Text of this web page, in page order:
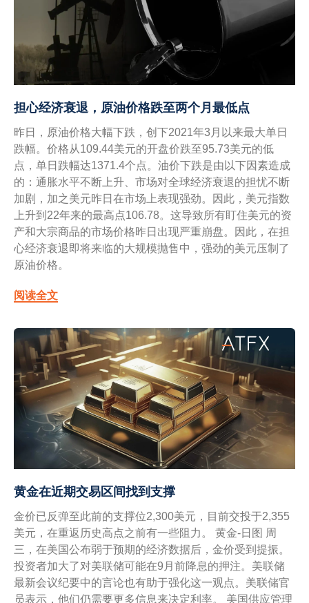
担心经济衰退，原油价格跌至两个月最低点
昨日，原油价格大幅下跌，创下2021年3月以来最大单日
跌幅。价格从109.44美元的开盘价跌至95.73美元的低
点，单日跌幅达1371.4个点。油价下跌是由以下因素造成
的：通胀水平不断上升、市场对全球经济衰退的担忧不断
加剧，加之美元昨日在市场上表现强劲。因此，美元指数
上升到22年来的最高点106.78。这导致所有盯住美元的资
产和大宗商品的市场价格昨日出现严重崩盘。因此，在担
心经济衰退即将来临的大规模抛售中，强劲的美元压制了
原油价格。
阅读全文
黄金在近期交易区间找到支撑
金价已反弹至此前的支撑位2,300美元，目前交投于2,355
美元，在重返历史高点之前有一些阻力。 黄金-日图 周
三，在美国公布弱于预期的经济数据后，金价受到提振。
投资者加大了对美联储可能在9月前降息的押注。美联储
最新会议纪要中的言论也有助于强化这一观点。美联储官
员表示，他们仍需要更多信息来决定利率。 美国供应管理